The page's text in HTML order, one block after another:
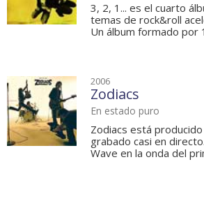
3, 2, 1... es el cuarto
temas de rock&roll
Un álbum formado por
2006
Zodiacs
En estado puro
Zodiacs está
grabado casi en
Wave en la onda del